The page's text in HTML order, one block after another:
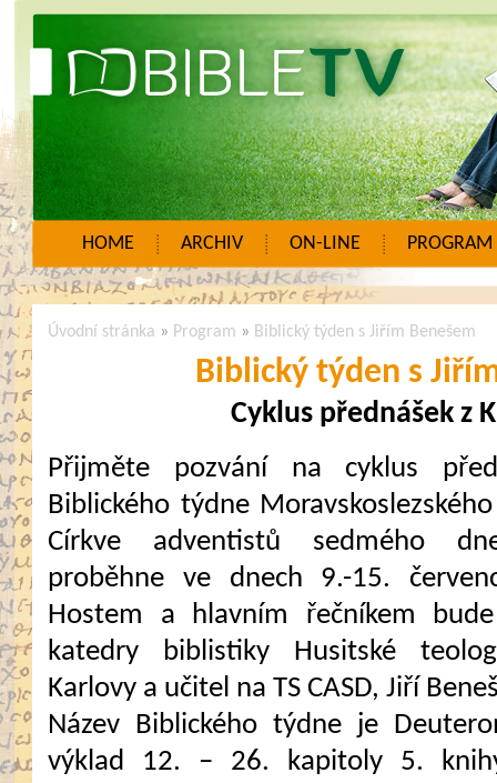
HOME ARCHIV ON-LINE PROGRAM
Úvodní stránka » Program » Biblický týden s Jiřím Benešem
Biblický týden s
Cyklus přednášek z
Přijměte pozvání na cyklus
Biblického týdne
Církve adventistů sedmého
proběhne ve dnech 9.-15.
Hostem a hlavním řečníkem
katedry biblistiky Husitské
Karlovy a učitel na TS CASD, Jiří
Název Biblického týdne je
výklad 12. – 26. kapitoly 5.